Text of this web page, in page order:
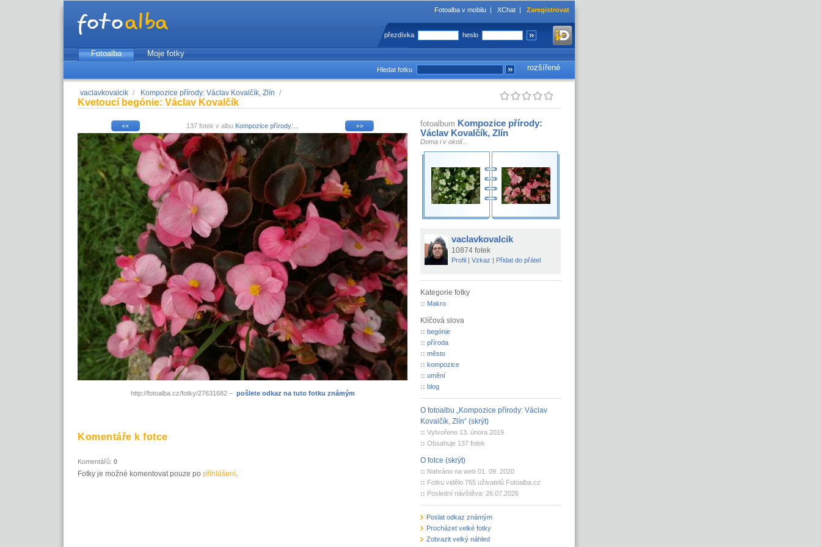
Fotoalba v mobilu | XChat | Zaregistrovat
přezdívka heslo
Fotoalba
Moje fotky
rozšířené
Hledat fotku
vaclavkovalcik / Kompozice přírody: Václav Kovalčík, Zlín /
Kvetoucí begónie: Václav Kovalčík
137 fotek v albu Kompozice přírody:...
http://fotoalba.cz/fotky/27631682 – pošlete odkaz na tuto fotku známým
Komentáře k fotce
Komentářů: 0
Fotky je možné komentovat pouze po přihlášení.
fotoalbum Kompozice přírody:
Václav Kovalčík, Zlín
Doma i v okolí...
vaclavkovalcik
10874 fotek
Profil| Vzkaz | Přidat do přátel
Kategorie fotky
:: Makro
Klíčová slova
:: begónie
:: příroda
:: město
:: kompozice
:: umění
:: blog
O fotoalbu „Kompozice přírody: Václav
Kovalčík, Zlín“ (skrýt)
:: Vytvořeno 13. února 2019
:: Obsahuje 137 fotek
O fotce (skrýt)
:: Nahráno na web 01. 09. 2020
:: Fotku vidělo 765 uživatelů Fotoalba.cz
:: Poslední návštěva: 26.07.2026
Poslat odkaz známým
Procházet velké fotky
Zobrazit velký náhled